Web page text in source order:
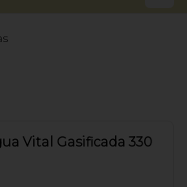
Vital Gasificada 330